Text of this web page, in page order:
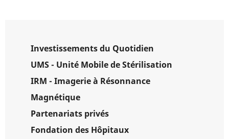
Investissements du Quotidien
UMS - Unité Mobile de Stérilisation
IRM - Imagerie à Résonnance
Magnétique
Partenariats privés
Fondation des Hôpitaux